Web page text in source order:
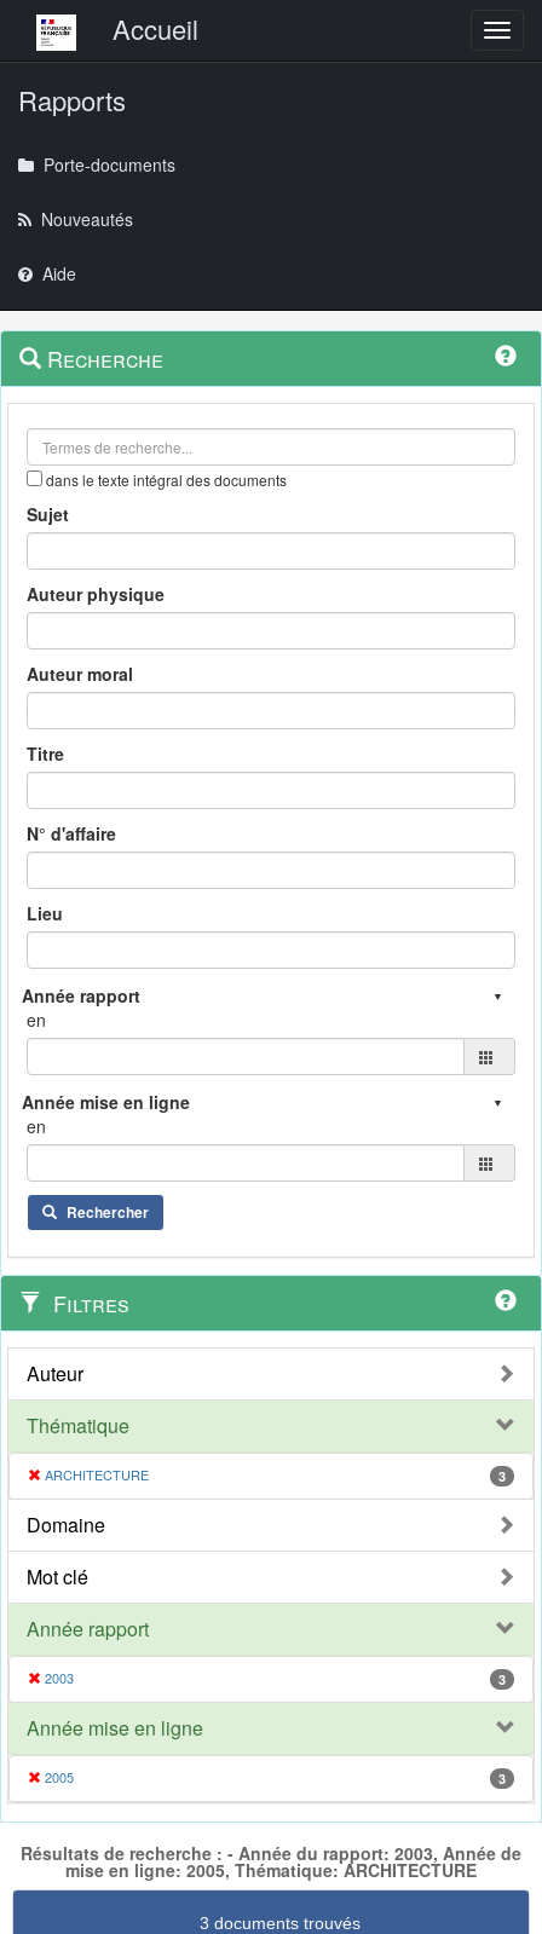
Menu principalAccueil
Rapports
Porte-documents
Nouveautés
Aide
Navigation
outils
Menu
contextuel
Recherche
dans le texte intégral des documents
Sujet
Auteur physique
Auteur moral
Titre
N° d'affaire
Lieu
en
en
Rechercher
Filtres
Auteur
Thématique
ARCHITECTURE 3
Domaine
Mot clé
Année rapport
2003 3
Année mise en ligne
2005 3
Résultats de recherche : - Année du rapport: 2003, Année de
mise en ligne: 2005, Thématique: ARCHITECTURE
3 documents trouvés